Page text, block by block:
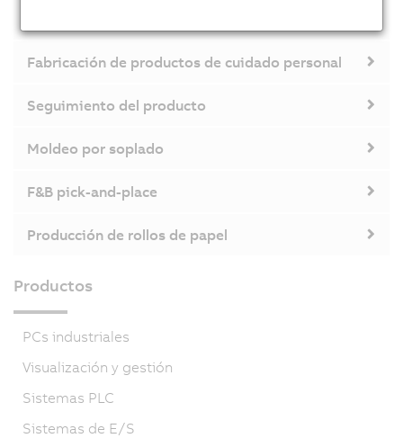
Fabricación de productos de cuidado personal
Seguimiento del producto
Moldeo por soplado
F&B pick-and-place
Producción de rollos de papel
Productos
PCs industriales
Visualización y gestión
Sistemas PLC
Sistemas de E/S